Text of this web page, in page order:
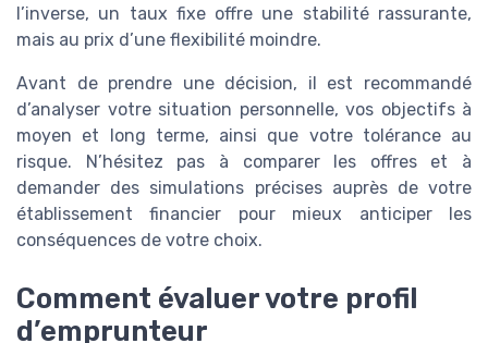
l’inverse, un taux fixe offre une stabilité rassurante,
mais au prix d’une flexibilité moindre.
Avant de prendre une décision, il est recommandé
d’analyser votre situation personnelle, vos objectifs à
moyen et long terme, ainsi que votre tolérance au
risque. N’hésitez pas à comparer les offres et à
demander des simulations précises auprès de votre
établissement financier pour mieux anticiper les
conséquences de votre choix.
Comment évaluer votre profil
d’emprunteur